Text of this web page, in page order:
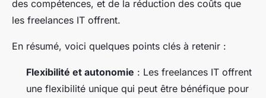
des compétences, et de la réduction des coûts que
les freelances IT offrent.
En résumé, voici quelques points clés à retenir :
Flexibilité et autonomie : Les freelances IT offrent
une flexibilité unique qui peut être bénéfique pour